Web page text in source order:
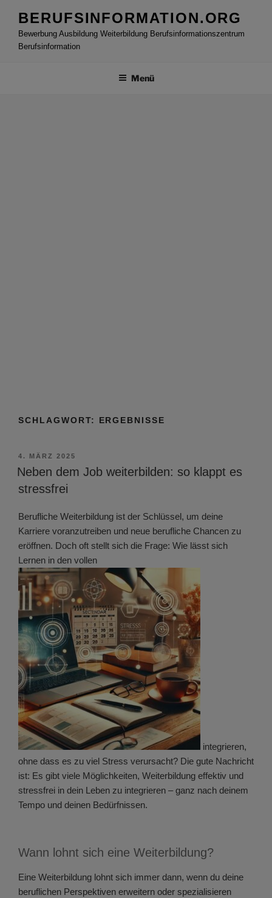
Inhalt
springen
BERUFSINFORMATION.ORG
Bewerbung Ausbildung Weiterbildung Berufsinformationszentrum
Berufsinformation
Menü
SCHLAGWORT: ERGEBNISSE
VERÖFFENTLICHT
AM
4. MÄRZ 2025
Neben dem Job weiterbilden: so klappt es
stressfrei
Berufliche Weiterbildung ist der Schlüssel, um deine
Karriere voranzutreiben und neue berufliche Chancen zu
eröffnen. Doch oft stellt sich die Frage: Wie lässt sich
Lernen in den vollen
integrieren,
ohne dass es zu viel Stress verursacht? Die gute Nachricht
ist: Es gibt viele Möglichkeiten, Weiterbildung effektiv und
stressfrei in dein Leben zu integrieren – ganz nach deinem
Tempo und deinen Bedürfnissen.
Wann lohnt sich eine Weiterbildung?
Eine Weiterbildung lohnt sich immer dann, wenn du deine
beruflichen Perspektiven erweitern oder spezialisieren